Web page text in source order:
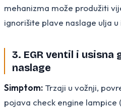
mehanizma može produžiti
ignorišite plave naslage ulja
3. EGR ventil i usisna
naslage
Simptom: Trzaji u vožnji,
pojava check engine lampice